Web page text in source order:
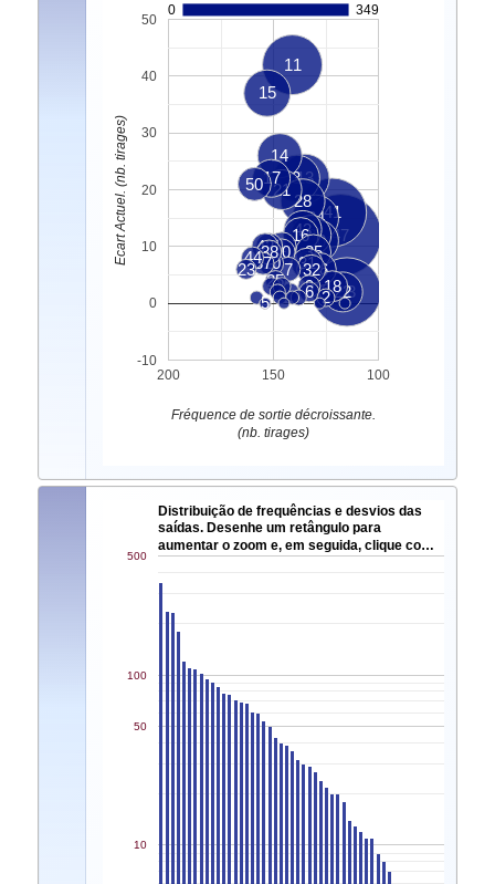
0
349
47
33
41
11
13
3
15
34
14
28
40
8
21
22
17
43
16
35
36
50
18
31
1
32
20
27
42
7
10
38
9
37
44
6
23
25
2
4
5
200 150 100
-10
0
10
20
30
40
50
Fréquence de sortie décroissante.
(nb. tirages)
Ecart Actuel. (nb. tirages)
Distribuição de frequências e desvios das
saídas. Desenhe um retângulo para
aumentar o zoom e, em seguida, clique co…
10
50
100
500